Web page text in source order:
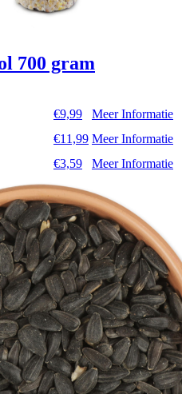
700 gram
€9,99 Meer Informatie
€11,99 Meer Informatie
€3,59 Meer Informatie